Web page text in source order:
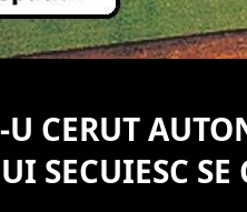
U CERUT
SECUIESC SE